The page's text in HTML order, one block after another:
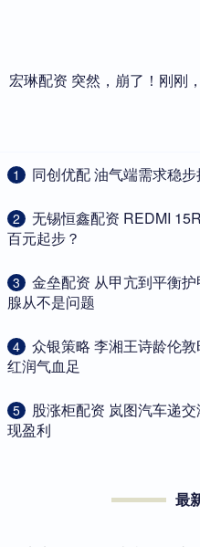
宏琳配资 突然，崩了！刚刚
1 同创优配 油气端需求稳
2
无锡恒鑫配资 REDMI
百元起步？
3
金垒配资 从甲亢到平衡
腺从不是问题
4
众银策略 李湘王诗龄伦
红润气血足
5
股涨柜配资 岚图汽车递
现盈利
最